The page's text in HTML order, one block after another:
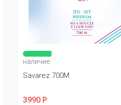
наличие
Savarez 700M
3990 Р